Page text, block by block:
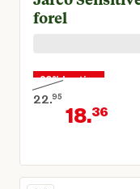
forel
20% korting
22.95
Oorspronkelijke
18.36